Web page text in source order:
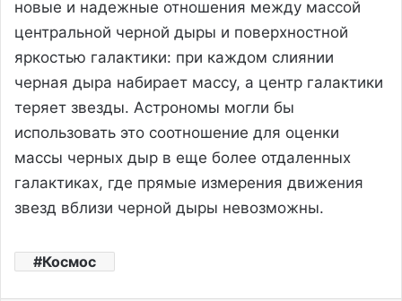
новые и надежные отношения между массой
центральной черной дыры и поверхностной
яркостью галактики: при каждом слиянии
черная дыра набирает массу, а центр галактики
теряет звезды. Астрономы могли бы
использовать это соотношение для оценки
массы черных дыр в еще более отдаленных
галактиках, где прямые измерения движения
звезд вблизи черной дыры невозможны.
Космос